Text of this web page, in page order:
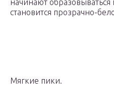
начинают образовываться
становится прозрачно-
Мягкие пики.